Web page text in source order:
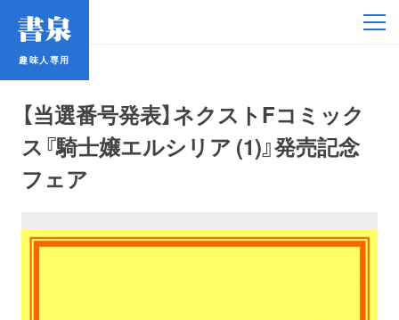
趣味人専用
【当選番号発表】ネクストFコミック
ス『騎士嬢エルシリア (1)』発売記念
フェア
趣味人専用